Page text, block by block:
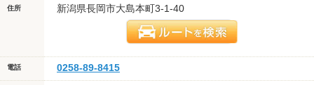
住所 新潟県長岡市大島本町3-1-40
電話 0258-89-8415